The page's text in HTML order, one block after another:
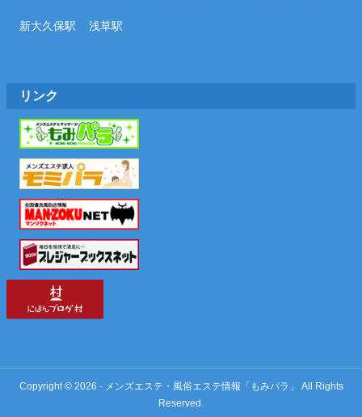
新大久保駅 浅草駅
リンク
Copyright © 2026 · メンズエステ・風俗エステ情報「もみパラ」 All Rights
Reserved.